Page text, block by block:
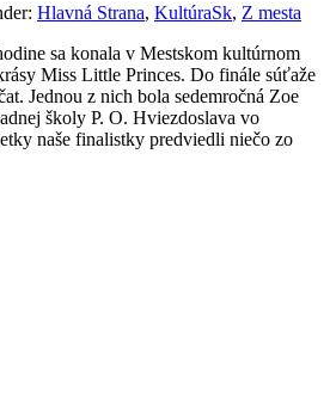
Hlavná Strana, KultúraSk, Z mesta
sa konala v Mestskom kultúrnom
Miss Little Princes. Do finále súťaže
Jednou z nich bola sedemročná Zoe
školy P. O. Hviezdoslava vo
naše finalistky predviedli niečo zo